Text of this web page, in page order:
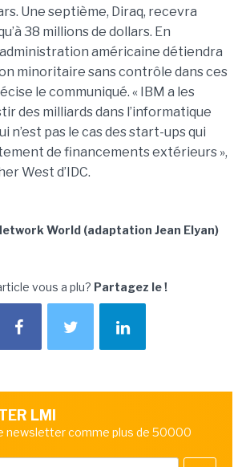
Une septième, Diraq, recevra
38 millions de dollars. En
américaine détiendra
minoritaire sans contrôle dans ces
le communiqué. « IBM a les
des milliards dans l’informatique
n’est pas le cas des start-ups qui
de financements extérieurs »,
West d’IDC.
World (adaptation Jean Elyan)
vous a plu? Partagez le !
LMI
newsletter comme plus de 50000